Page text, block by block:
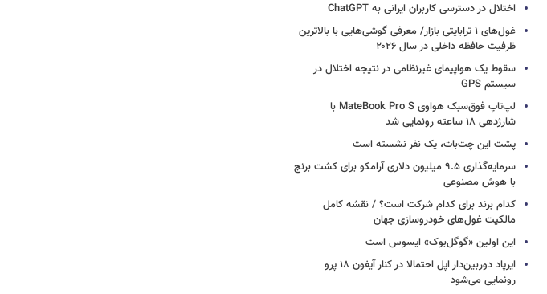
اختلال در دسترسی کاربران ایرانی به ChatGPT
غول‌های ۱ ترابایتی بازار/ معرفی گوشی‌هایی با بالاترین
ظرفیت حافظه داخلی در سال ۲۰۲۶
سقوط یک هواپیمای غیرنظامی در نتیجه اختلال در
سیستم‌ GPS
لپ‌تاپ فوق‌سبک هواوی MateBook Pro S با
شارژدهی ۱۸ ساعته رونمایی شد
پشت این چت‌بات، یک نفر نشسته است
سرمایه‌گذاری ۹.۵ میلیون دلاری آرامکو برای کشت برنج
با هوش مصنوعی
کدام برند برای کدام شرکت است؟ / نقشه کامل
مالکیت غول‌های خودروسازی جهان
این اولین «گوگل‌بوک» ایسوس است
ایرپاد دوربین‌دار اپل احتمالا در کنار آیفون ۱۸ پرو
رونمایی می‌شود